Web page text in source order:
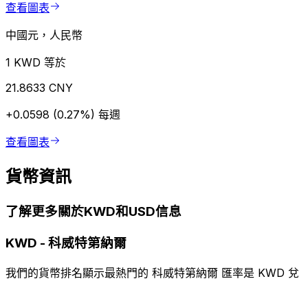
查看圖表
中國元，人民幣
1 KWD 等於
21.8633 CNY
+0.0598 (0.27%) 每週
查看圖表
貨幣資訊
了解更多關於KWD和USD信息
KWD - 科威特第納爾
我們的貨幣排名顯示最熱門的 科威特第納爾 匯率是 KWD 兌